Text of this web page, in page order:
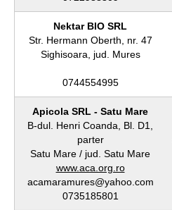
Nektar BIO SRL
Str. Hermann Oberth, nr. 47
Sighisoara, jud. Mures
0744554995
Apicola SRL - Satu Mare
B-dul. Henri Coanda, Bl. D1,
parter
Satu Mare / jud. Satu Mare
www.aca.org.ro
acamaramures@yahoo.com
0735185801